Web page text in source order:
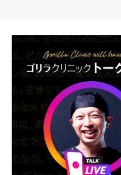
スポ
スタッフの思い
スポーツ応援活動
CSRの取り組み
調査データアーカイブ
治療症例
メンバーシップギフト
メンバーシップギフトとは
各種セミナーの開催
よくある質問と回答
新着情報一覧